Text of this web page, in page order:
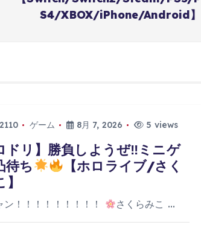
S4/XBOX/iPhone/Android】
ゲーム 8月 7, 2026 5 views
ドリ】勝負しようぜ‼ミニゲ
待ち
【ホロライブ/さく
ン！！！！！！！！！ さくらみこ …